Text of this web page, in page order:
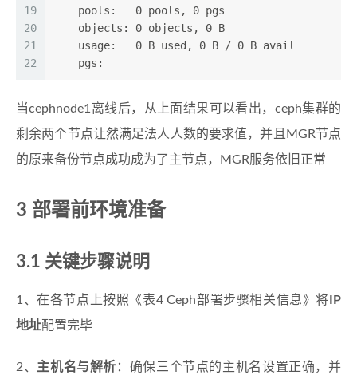
19
20
21
22
    pools:   0 pools, 0 pgs
    objects: 0 objects, 0 B
    usage:   0 B used, 0 B / 0 B avail
    pgs:
当cephnode1离线后，从上面结果可以看出，ceph集群的
剩余两个节点让然满足法人人数的要求值，并且MGR节点
的原来备份节点成功成为了主节点，MGR服务依旧正常
3 部署前环境准备
3.1 关键步骤说明
1、在各节点上按照《表4 Ceph部署步骤相关信息》将 IP
地址配置完毕
2、 主机名与解析 ：确保三个节点的主机名设置正确，并